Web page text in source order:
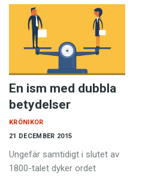
En ism med dubbla
betydelser
21 DECEMBER 2015
KRÖNIKOR
Ungefär samtidigt i slutet av
1800-talet dyker ordet